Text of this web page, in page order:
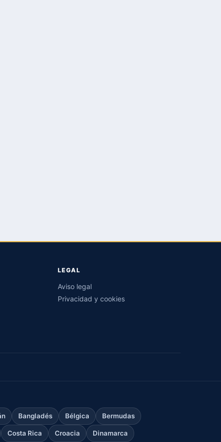
LEGAL
Aviso legal
Privacidad y cookies
Bangladés Bélgica Bermudas
Costa Rica Croacia Dinamarca